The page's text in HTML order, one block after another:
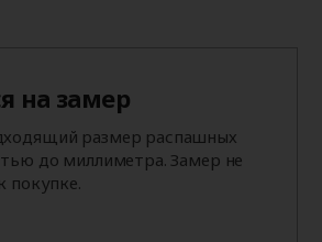
на замер
размер распашных
до миллиметра. Замер не
покупке.